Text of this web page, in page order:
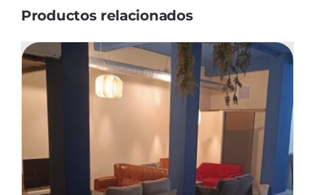
Productos relacionados